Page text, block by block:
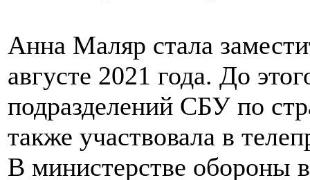
Анна Маляр стала
августе 2021 года. До
подразделений СБУ по
также участвовала в
В министерстве обороны